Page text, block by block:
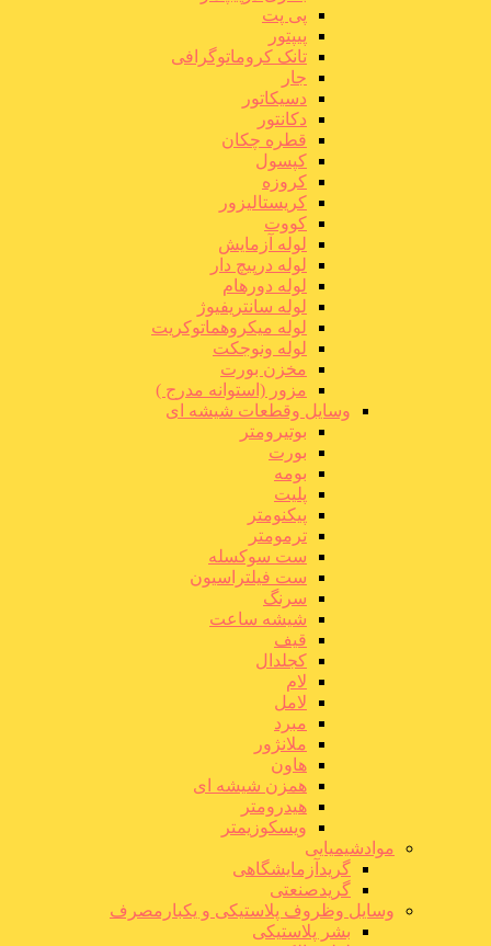
پی پت
پیپتور
تانک کروماتوگرافی
جار
دسیکاتور
دکانتور
قطره چکان
کپسول
کروزه
کریستالیزور
کووت
لوله آزمایش
لوله درپیچ دار
لوله دورهام
لوله سانتریفیوژ
لوله میکروهماتوکریت
لوله ونوجکت
مخزن بورت
مزور (استوانه مدرج )
وسایل وقطعات شیشه ای
بوتیرومتر
بورت
بومه
پلیت
پیکنومتر
ترمومتر
ست سوکسله
ست فیلتراسیون
سرنگ
شیشه ساعت
قیف
کجلدال
لام
لامل
مبرد
ملانژور
هاون
همزن شیشه ای
هیدرومتر
ویسکوزیمتر
موادشیمیایی
گریدآزمایشگاهی
گریدصنعتی
وسایل وظروف پلاستیکی و یکبارمصرف
بشر پلاستیکی